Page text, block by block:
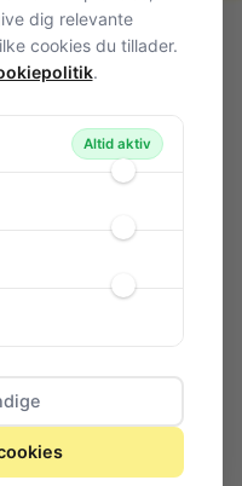
meter
dig relevante
cookies du tillader.
.
Altid aktiv